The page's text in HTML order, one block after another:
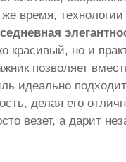
время,
красивый, но и
позволяет
идеально
делая его
везет, а дарит